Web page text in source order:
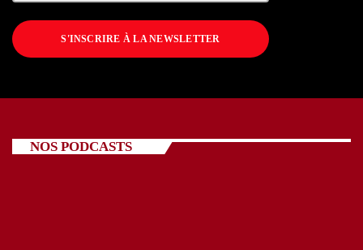
S'INSCRIRE À LA NEWSLETTER
NOS PODCASTS